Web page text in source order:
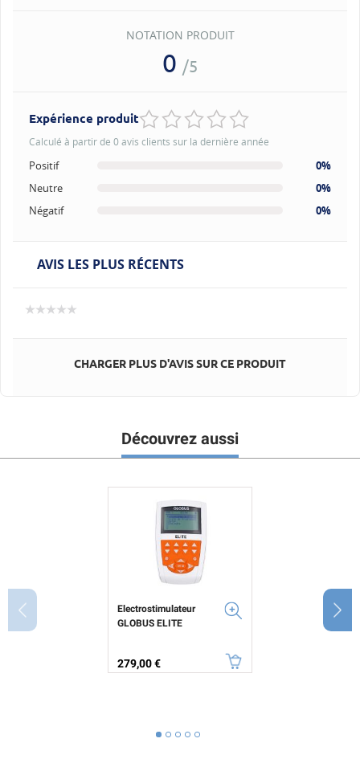
NOTATION PRODUIT
0 /5
Expérience produit
Calculé à partir de 0 avis clients sur la dernière année
Positif
0%
Neutre
0%
Négatif
0%
AVIS LES PLUS RÉCENTS
CHARGER PLUS D'AVIS SUR CE PRODUIT
Découvrez aussi
Electrostimulateur
GLOBUS ELITE
Prix
279,00 €